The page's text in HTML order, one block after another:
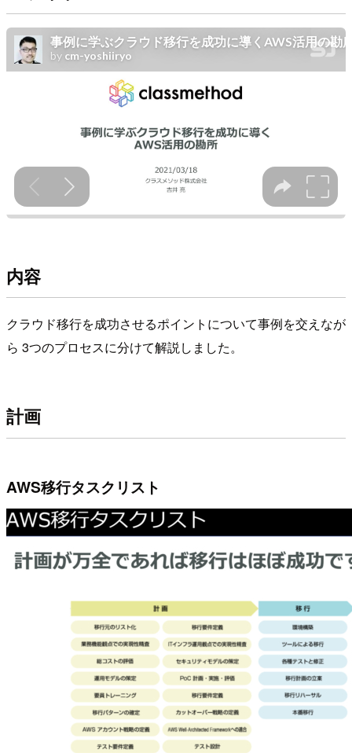
内容
クラウド移行を成功させるポイントについて事例を交えなが
ら 3つのプロセスに分けて解説しました。
計画
AWS移行タスクリスト